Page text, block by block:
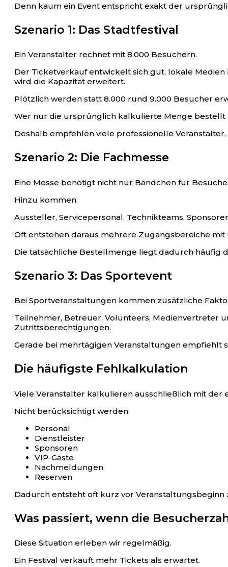
Denn kaum ein Event entspricht exakt der
Szenario 1: Das Stadtfestival
Ein Veranstalter rechnet mit 8.000 Besuchern.
Der Ticketverkauf entwickelt sich gut, lokale
wird die Kapazität erweitert.
Plötzlich werden statt 8.000 rund 9.000 Besucher
Wer nur die ursprünglich kalkulierte Menge bestellt
Deshalb empfehlen viele professionelle
Szenario 2: Die Fachmesse
Eine Messe benötigt nicht nur Bändchen für
Hinzu kommen:
Aussteller, Servicepersonal, Technikteams,
Oft entstehen daraus mehrere Zugangsbereiche
Die tatsächliche Bestellmenge liegt dadurch häufig
Szenario 3: Das Sportevent
Bei Sportveranstaltungen kommen zusätzliche
Teilnehmer, Betreuer, Volunteers, Medienvertreter
Zutrittsberechtigungen.
Gerade bei mehrtägigen Veranstaltungen empfiehlt
Die häufigste Fehlkalkulation
Viele Veranstalter kalkulieren ausschließlich mit der
Nicht berücksichtigt werden:
Personal
Dienstleister
Sponsoren
VIP-Gäste
Nachmeldungen
Reserven
Dadurch entsteht oft kurz vor Veranstaltungsbeginn
Was passiert, wenn die
Diese Situation erleben wir regelmäßig.
Ein Festival verkauft mehr Tickets als erwartet.